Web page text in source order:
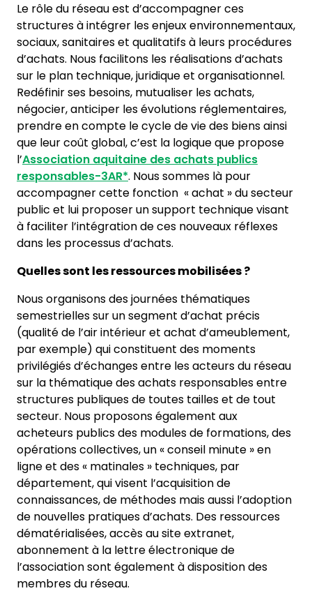
Le rôle du réseau est d’accompagner ces
structures à intégrer les enjeux environnementaux,
sociaux, sanitaires et qualitatifs à leurs procédures
d’achats. Nous facilitons les réalisations d’achats
sur le plan technique, juridique et organisationnel.
Redéfinir ses besoins, mutualiser les achats,
négocier, anticiper les évolutions réglementaires,
prendre en compte le cycle de vie des biens ainsi
que leur coût global, c’est la logique que propose
l’Association aquitaine des achats publics
responsables-3AR*. Nous sommes là pour
accompagner cette fonction « achat » du secteur
public et lui proposer un support technique visant
à faciliter l’intégration de ces nouveaux réflexes
dans les processus d’achats.
Quelles sont les ressources mobilisées ?
Nous organisons des journées thématiques
semestrielles sur un segment d’achat précis
(qualité de l’air intérieur et achat d’ameublement,
par exemple) qui constituent des moments
privilégiés d’échanges entre les acteurs du réseau
sur la thématique des achats responsables entre
structures publiques de toutes tailles et de tout
secteur. Nous proposons également aux
acheteurs publics des modules de formations, des
opérations collectives, un « conseil minute » en
ligne et des « matinales » techniques, par
département, qui visent l’acquisition de
connaissances, de méthodes mais aussi l’adoption
de nouvelles pratiques d’achats. Des ressources
dématérialisées, accès au site extranet,
abonnement à la lettre électronique de
l’association sont également à disposition des
membres du réseau.